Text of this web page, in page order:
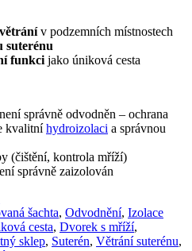
v podzemních místnostech
suterénu
funkcijako úniková cesta
správně odvodněn – ochrana
kvalitní hydroizolaci a správnou
(čištění, kontrola mříží)
správně zaizolován
šachta, Odvodnění, Izolace
cesta, Dvorek s mříží,
sklep, Suterén, Větrání suterénu,